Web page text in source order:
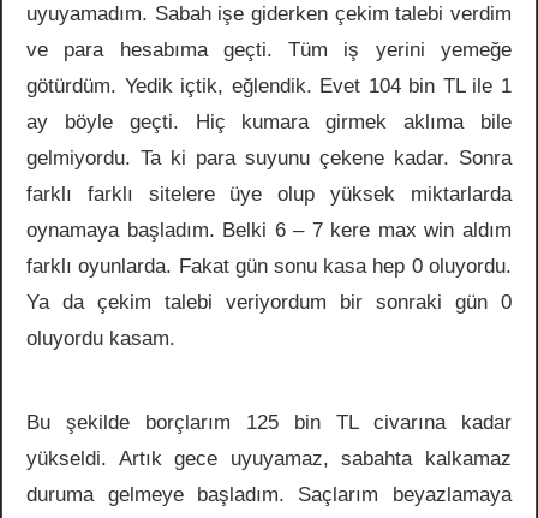
uyuyamadım. Sabah işe giderken çekim talebi verdim
ve para hesabıma geçti. Tüm iş yerini yemeğe
götürdüm. Yedik içtik, eğlendik. Evet 104 bin TL ile 1
ay böyle geçti. Hiç kumara girmek aklıma bile
gelmiyordu. Ta ki para suyunu çekene kadar. Sonra
farklı farklı sitelere üye olup yüksek miktarlarda
oynamaya başladım. Belki 6 – 7 kere max win aldım
farklı oyunlarda. Fakat gün sonu kasa hep 0 oluyordu.
Ya da çekim talebi veriyordum bir sonraki gün 0
oluyordu kasam.
Bu şekilde borçlarım 125 bin TL civarına kadar
yükseldi. Artık gece uyuyamaz, sabahta kalkamaz
duruma gelmeye başladım. Saçlarım beyazlamaya